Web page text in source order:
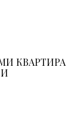
КВАРТИРА